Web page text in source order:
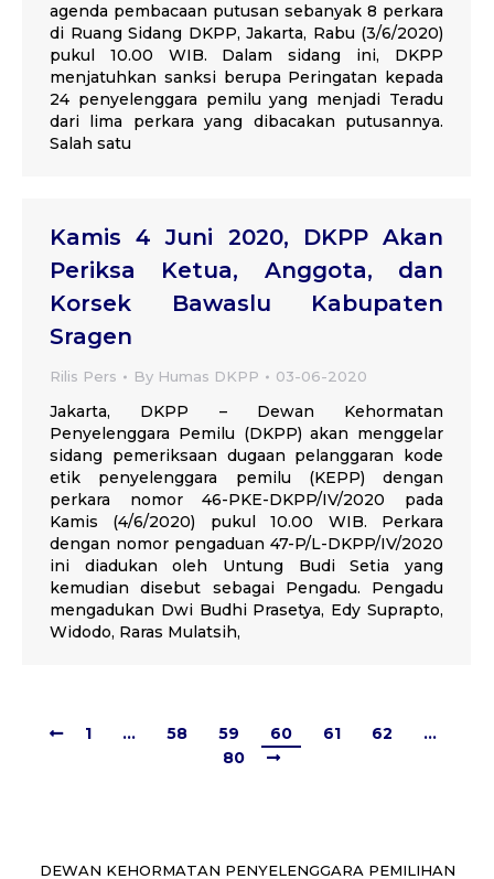
agenda pembacaan putusan sebanyak 8 perkara
di Ruang Sidang DKPP, Jakarta, Rabu (3/6/2020)
pukul 10.00 WIB. Dalam sidang ini, DKPP
menjatuhkan sanksi berupa Peringatan kepada
24 penyelenggara pemilu yang menjadi Teradu
dari lima perkara yang dibacakan putusannya.
Salah satu
Kamis 4 Juni 2020, DKPP Akan
Periksa Ketua, Anggota, dan
Korsek Bawaslu Kabupaten
Sragen
Rilis Pers By Humas DKPP 03-06-2020
Jakarta, DKPP – Dewan Kehormatan
Penyelenggara Pemilu (DKPP) akan menggelar
sidang pemeriksaan dugaan pelanggaran kode
etik penyelenggara pemilu (KEPP) dengan
perkara nomor 46-PKE-DKPP/IV/2020 pada
Kamis (4/6/2020) pukul 10.00 WIB. Perkara
dengan nomor pengaduan 47-P/L-DKPP/IV/2020
ini diadukan oleh Untung Budi Setia yang
kemudian disebut sebagai Pengadu. Pengadu
mengadukan Dwi Budhi Prasetya, Edy Suprapto,
Widodo, Raras Mulatsih,
1 … 58 59 60 61 62
…
80
DEWAN KEHORMATAN PENYELENGGARA PEMILIHAN